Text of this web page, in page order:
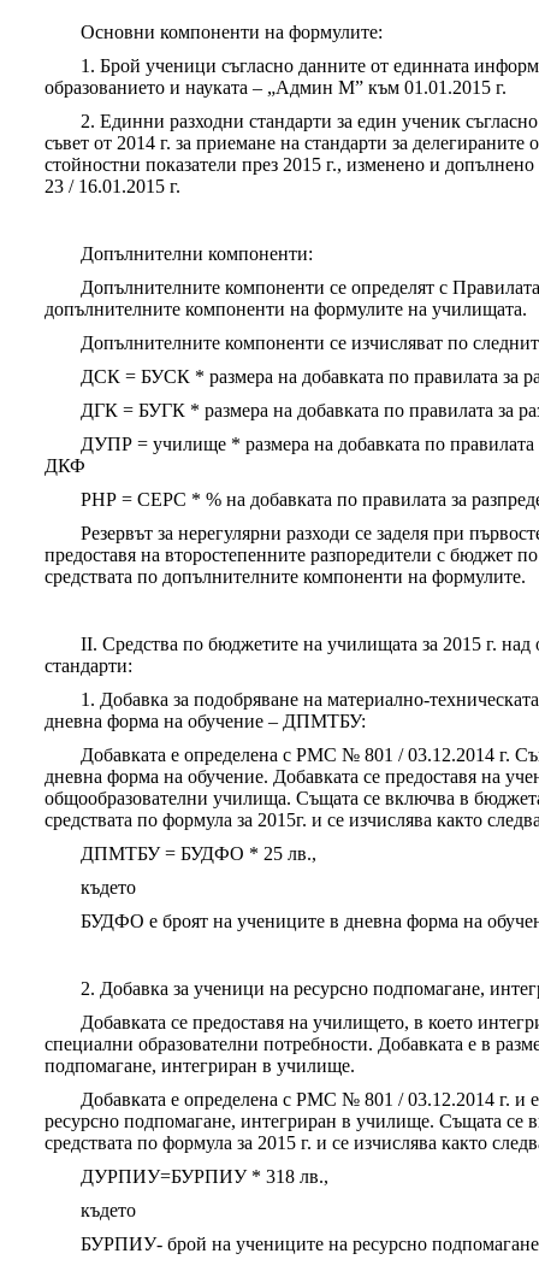
Основни компоненти на формулите:
1. Брой ученици съгласно данните от единната
образованието и науката – „Админ М” към 01.01.2015 г.
2. Единни разходни стандарти за един ученик
съвет от 2014 г. за приемане на стандарти за
стойностни показатели през 2015 г., изменено и
23 / 16.01.2015 г.
Допълнителни компоненти:
Допълнителните компоненти се определят с
допълнителните компоненти на формулите на училищата.
Допълнителните компоненти се изчисляват по
ДСК = БУСК * размера на добавката по правилата за
ДГК = БУГК * размера на добавката по правилата за
ДУПР = училище * размера на добавката по правилата
ДКФ
РНР = СЕРС * % на добавката по правилата за
Резервът за нерегулярни разходи се заделя при
предоставя на второстепенните разпоредители с бюджет
средствата по допълнителните компоненти на формулите.
II. Средства по бюджетите на училищата за 2015 г.
стандарти:
1. Добавка за подобряване на материално-
дневна форма на обучение – ДПМТБУ:
Добавката е определена с РМС № 801 / 03.12.2014 г.
дневна форма на обучение. Добавката се предоставя на
общообразователни училища. Същата се включва в
средствата по формула за 2015г. и се изчислява както
ДПМТБУ = БУДФО * 25 лв.,
където
БУДФО е броят на учениците в дневна форма на
2. Добавка за ученици на ресурсно подпомагане,
Добавката се предоставя на училището, в което
специални образователни потребности. Добавката е в
подпомагане, интегриран в училище.
Добавката е определена с РМС № 801 / 03.12.2014 г. и
ресурсно подпомагане, интегриран в училище. Същата се
средствата по формула за 2015 г. и се изчислява както
ДУРПИУ=БУРПИУ * 318 лв.,
където
БУРПИУ- брой на учениците на ресурсно